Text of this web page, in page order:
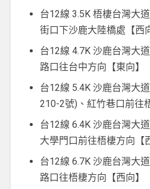
台12線 3.5K 梧棲台灣大
街口下沙鹿大陸橋處【西
台12線 4.7K 沙鹿台灣大
路口往台中方向【東向】
台12線 5.4K 沙鹿台灣大
210-2號)、紅竹巷口前往
台12線 6.4K 沙鹿台灣大
大學門口前往梧棲方向【
台12線 6.7K 沙鹿台灣大
路口往梧棲方向【西向】